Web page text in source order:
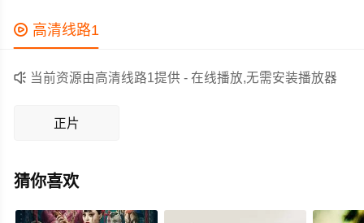
辜爱人的床上。
作为一部 上映的恐怖电影，在当期同类题材影片中具有一
定的看点，在演员表现和剧情架构上也都有不错的亮点，
剧情紧凑，角色塑造鲜明，适合喜欢恐怖类电影的观众观
 高清线路1
 当前资源由高清线路1提供 - 在线播放,无需安装播放器
正片
猜你喜欢